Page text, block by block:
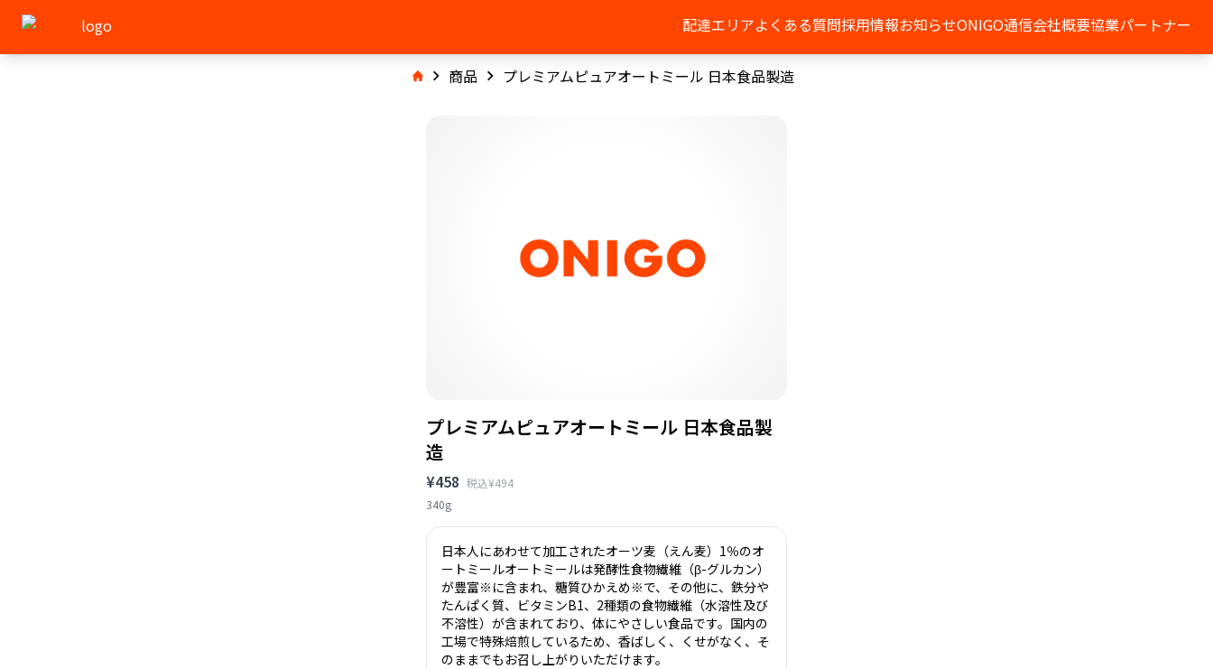
配達エリアよくある質問採用情報お知らせONIGO通信会社概要協業パートナー
商品 プレミアムピュアオートミール 日本食品製造
プレミアムピュアオートミール 日本食品製
造
¥458 税込¥494
340g
日本人にあわせて加工されたオーツ麦（えん麦）1％のオ
ートミールオートミールは発酵性食物繊維（β-グルカン）
が豊富※に含まれ、糖質ひかえめ※で、その他に、鉄分や
たんぱく質、ビタミンB1、2種類の食物繊維（水溶性及び
不溶性）が含まれており、体にやさしい食品です。国内の
工場で特殊焙煎しているため、香ばしく、くせがなく、そ
のままでもお召し上がりいただけます。